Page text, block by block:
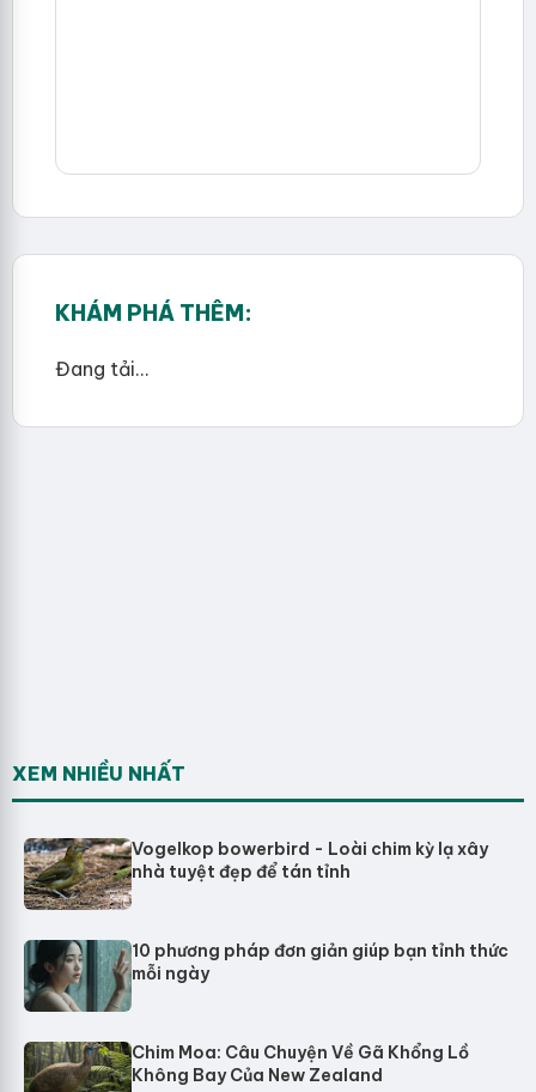
KHÁM PHÁ THÊM:
Đang tải...
XEM NHIỀU NHẤT
Vogelkop bowerbird - Loài chim kỳ lạ xây
nhà tuyệt đẹp để tán tỉnh
10 phương pháp đơn giản giúp bạn tỉnh thức
mỗi ngày
Chim Moa: Câu Chuyện Về Gã Khổng Lồ
Không Bay Của New Zealand